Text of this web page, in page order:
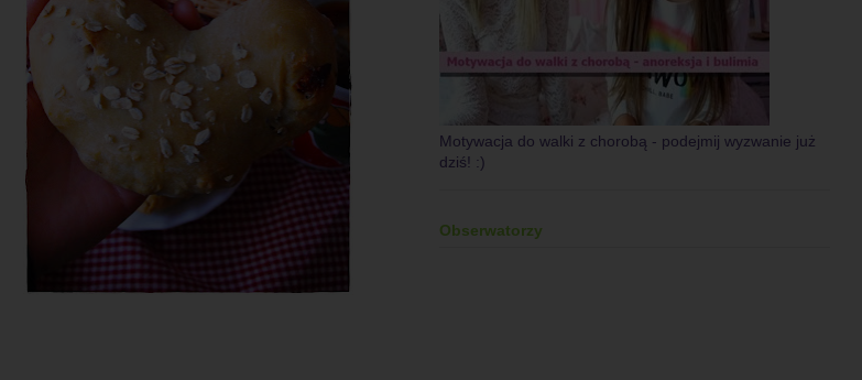
Motywacja do walki z chorobą - podejmij wyzwanie już
dziś! :)
Obserwatorzy